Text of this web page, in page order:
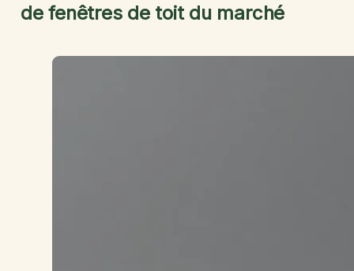
de fenêtres de toit du marché